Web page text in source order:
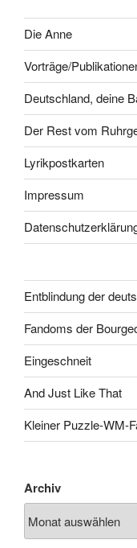
Die Anne
Vorträge/
Deutschland, deine
Der Rest vom
Lyrikpostkarten
Impressum
Entblindung der
Fandoms der
Eingeschneit
And Just Like That
Kleiner Puzzle-WM-
Archiv